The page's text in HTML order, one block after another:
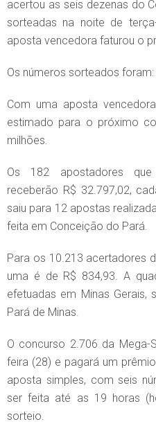
acertou as seis dezenas do
sorteadas na noite de
aposta vencedora faturou o
Os números sorteados
Com uma aposta
estimado para o próximo
milhões.
Os 182 apostadores
receberão R$ 32.797,02,
saiu para 12 apostas
feita em Conceição do Pará.
Para os 10.213 acertadores
uma é de R$ 834,93. A
efetuadas em Minas Gerais,
Pará de Minas.
O concurso 2.706 da Mega-
feira (28) e pagará um
aposta simples, com seis
ser feita até as 19 horas
sorteio.